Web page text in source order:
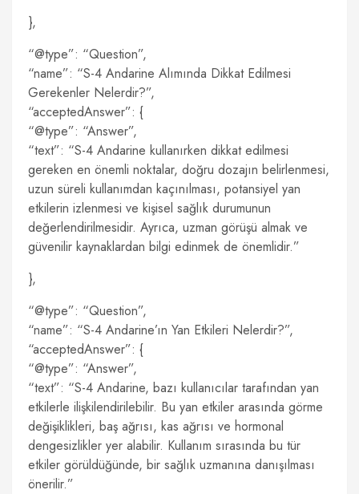
},
“@type”: “Question”,
“name”: “S-4 Andarine Alımında Dikkat Edilmesi
Gerekenler Nelerdir?”,
“acceptedAnswer”: {
“@type”: “Answer”,
“text”: “S-4 Andarine kullanırken dikkat edilmesi
gereken en önemli noktalar, doğru dozajın belirlenmesi,
uzun süreli kullanımdan kaçınılması, potansiyel yan
etkilerin izlenmesi ve kişisel sağlık durumunun
değerlendirilmesidir. Ayrıca, uzman görüşü almak ve
güvenilir kaynaklardan bilgi edinmek de önemlidir.”
},
“@type”: “Question”,
“name”: “S-4 Andarine’ın Yan Etkileri Nelerdir?”,
“acceptedAnswer”: {
“@type”: “Answer”,
“text”: “S-4 Andarine, bazı kullanıcılar tarafından yan
etkilerle ilişkilendirilebilir. Bu yan etkiler arasında görme
değişiklikleri, baş ağrısı, kas ağrısı ve hormonal
dengesizlikler yer alabilir. Kullanım sırasında bu tür
etkiler görüldüğünde, bir sağlık uzmanına danışılması
önerilir.”